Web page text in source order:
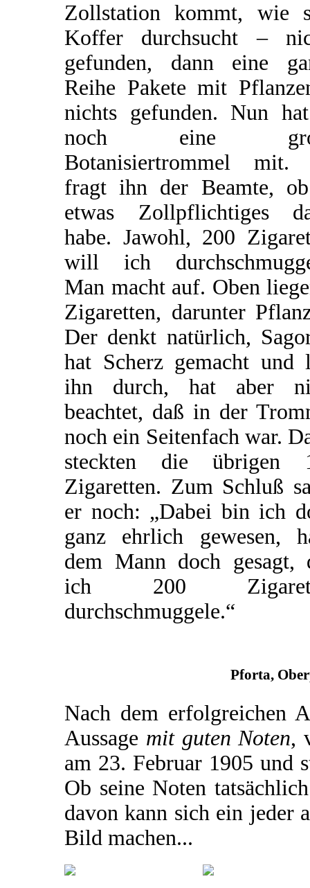
Zollstation kommt, wie
Koffer durchsucht –
gefunden, dann eine
Reihe Pakete mit
nichts gefunden. Nun
noch eine
Botanisiertrommel mit.
fragt ihn der Beamte,
etwas Zollpflichtiges
habe. Jawohl, 200
will ich
Man macht auf. Oben
Zigaretten, darunter
Der denkt natürlich,
hat Scherz gemacht und
ihn durch, hat aber
beachtet, daß in der
noch ein Seitenfach war.
steckten die übrigen
Zigaretten. Zum Schluß
er noch: „Dabei bin ich
ganz ehrlich gewesen,
dem Mann doch gesagt,
ich 200
durchschmuggele.“
Pforta,
Nach dem erfolgreichen
Aussage mit guten Noten,
am 23. Februar 1905 und
Ob seine Noten
davon kann sich ein jeder
Bild machen...